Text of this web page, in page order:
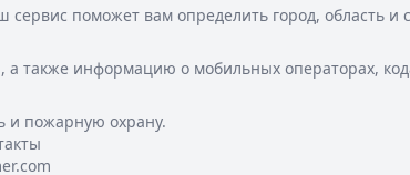
поможет вам определить город, область и
также информацию о мобильных операторах,
и пожарную охрану.